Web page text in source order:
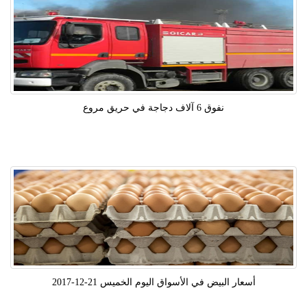
نفوق 6 آلاف دجاجة في حريق مروع
أسعار البيض في الأسواق اليوم الخميس 21-12-2017